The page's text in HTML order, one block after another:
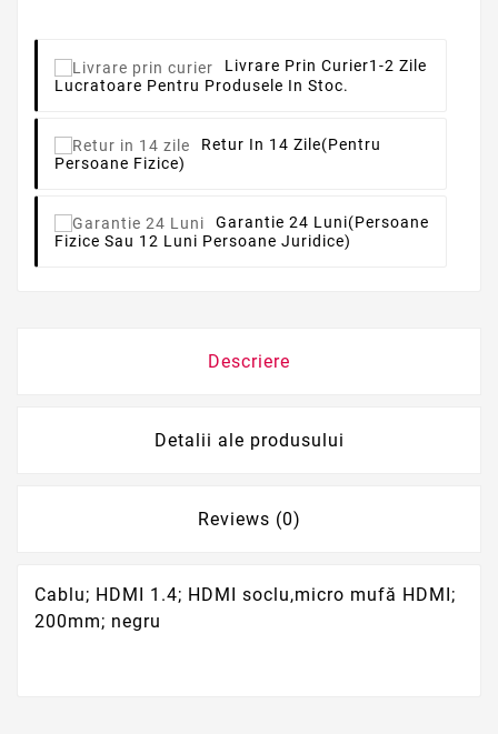
Livrare Prin Curier1-2 Zile
Lucratoare Pentru Produsele In Stoc.
Retur In 14 Zile(pentru
Persoane Fizice)
Garantie 24 Luni(persoane
Fizice Sau 12 Luni Persoane Juridice)
Descriere
Detalii ale produsului
Reviews (0)
Cablu; HDMI 1.4; HDMI soclu,micro mufă HDMI;
200mm; negru